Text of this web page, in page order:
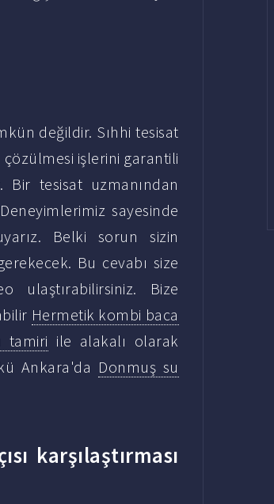
değildir. Sıhhi tesisat
işlerini garantili
tesisat uzmanından
sayesinde
Belki sorun sizin
Bu cevabı size
ulaştırabilirsiniz. Bize
Hermetik kombi baca
tamiri ile alakalı olarak
Ankara'da Donmuş su
karşılaştırması